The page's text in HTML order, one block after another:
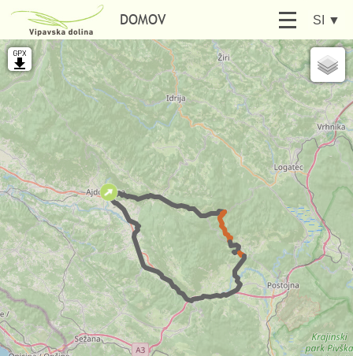
DOMOV
RAZISKUJ
AKTIVNO
ISKALNIK
SI ▼